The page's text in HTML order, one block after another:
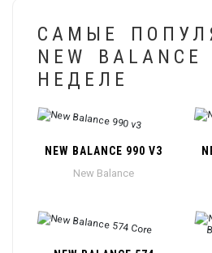
САМЫЕ
NEW
НЕДЕЛЕ
NEW BALANCE 990 V3
New Balance